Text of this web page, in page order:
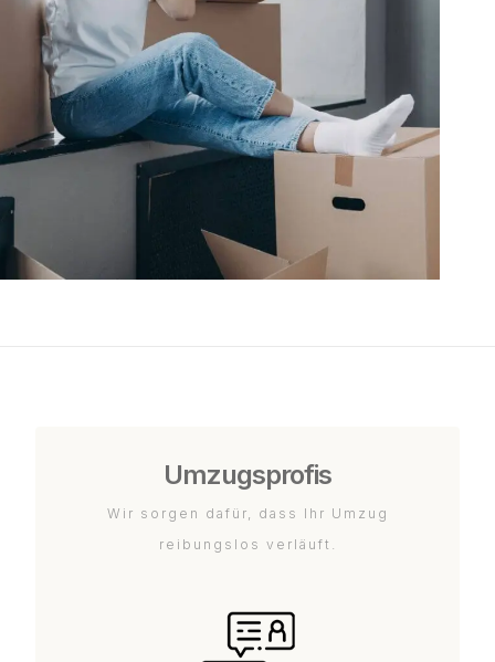
Umzugsprofis
Wir sorgen dafür, dass Ihr Umzug
reibungslos verläuft.